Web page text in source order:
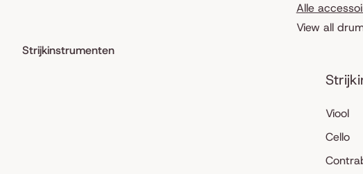
Alle
View all
Strijkinstrumenten
Viool
Cello